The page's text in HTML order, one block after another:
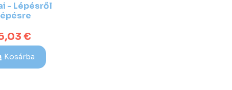
- Lépésről
€
Kosárba